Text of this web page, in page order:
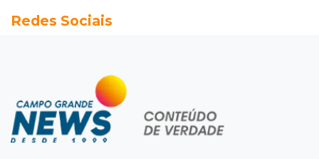
Semana termina com 913 vagas de trabalho
Festival do Sobá
Em visita à Feira Central, Riedel volta a
prometer apoio para revitalização
Redes Sociais